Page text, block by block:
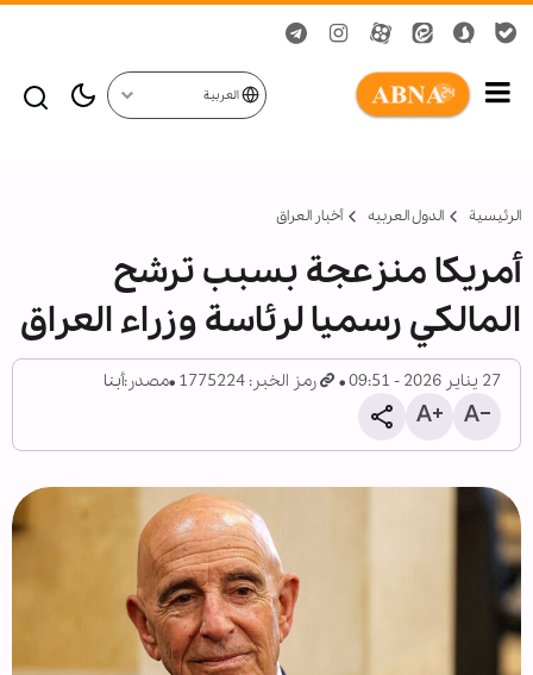
العربية
الرئيسية الدول العربیه أخبار العراق
أمريكا منزعجة بسبب ترشح
المالكي رسميا لرئاسة وزراء العراق
27 يناير 2026 - 09:51 رمز الخبر: 1775224 مصدر:أبنا